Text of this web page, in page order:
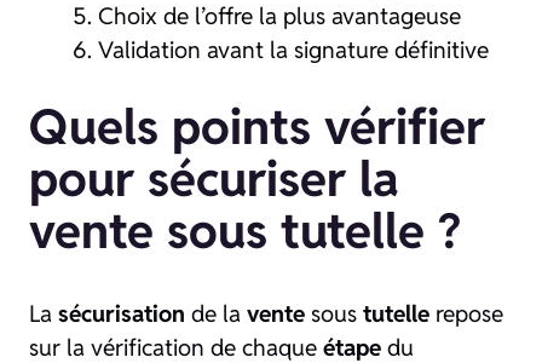
Choix de l’offre la plus avantageuse
Validation avant la signature définitive
Quels points vérifier
pour sécuriser la
vente sous tutelle ?
La sécurisation de la vente sous tutelle repose
sur la vérification de chaque étape du